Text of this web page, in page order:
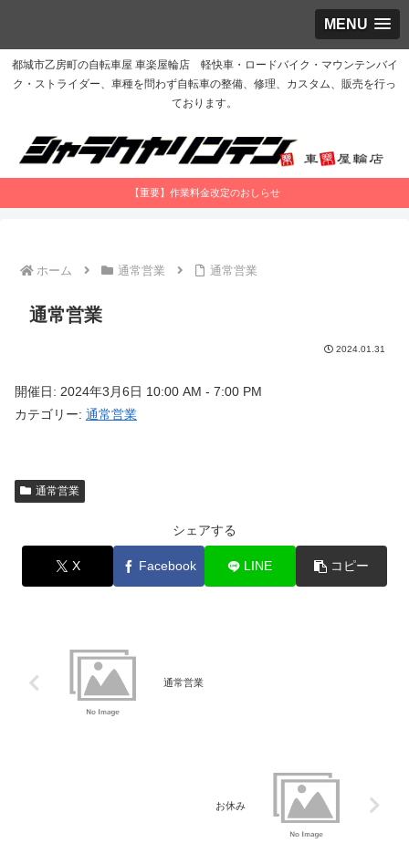
MENU
都城市乙房町の自転車屋 車楽屋輪店 軽快車・ロードバイク・マウンテンバイ
ク・ストライダー、車種を問わず自転車の整備、修理、カスタム、販売を行っ
ております。
【重要】作業料金改定のおしらせ
ホーム 通常営業 通常営業
通常営業
2024.01.31
開催日: 2024年3月6日 10:00 AM - 7:00 PM
カテゴリー: 通常営業
通常営業
シェアする
X Facebook LINE コピー
通常営業
お休み